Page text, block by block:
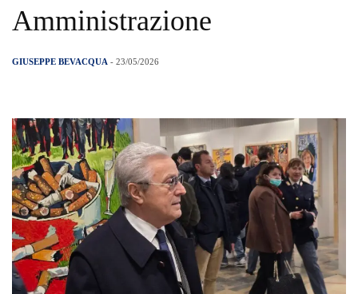
Amministrazione
GIUSEPPE BEVACQUA - 23/05/2026